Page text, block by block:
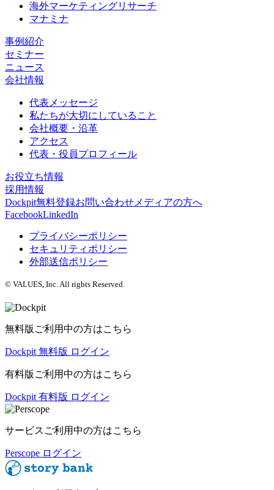
海外マーケティングリサーチ
マナミナ
事例紹介
セミナー
ニュース
会社情報
代表メッセージ
私たちが大切にしていること
会社概要・沿革
アクセス
代表・役員プロフィール
お役立ち情報
採用情報
Dockpit無料登録お問い合わせ メディアの方へ
FacebookLinkedIn
プライバシーポリシー
セキュリティポリシー
外部送信ポリシー
© VALUES, Inc. All rights Reserved.
無料版ご利用中の方はこちら
Dockpit 無料版 ログイン
有料版ご利用中の方はこちら
Dockpit 有料版 ログイン
サービスご利用中の方はこちら
Perscope ログイン